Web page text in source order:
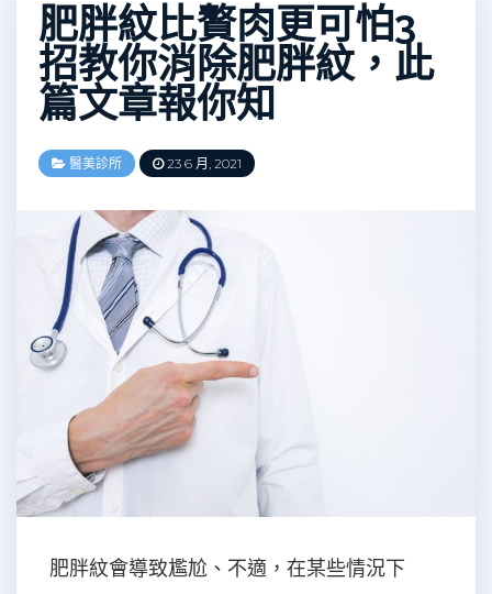
肥胖紋比贅肉更可怕3
招教你消除肥胖紋，此
篇文章報你知
醫美診所 23 6 月, 2021
肥胖紋會導致尷尬、不適，在某些情況下